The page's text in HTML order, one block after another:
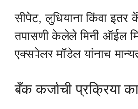
सीपेट, लुधियाना किंवा
तपासणी केलेले मिनी ऑईल
एक्सपेलर मॉडेल यांनाच
बँक कर्जाची प्रक्रिया